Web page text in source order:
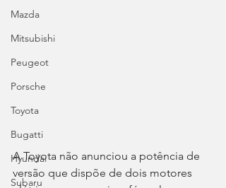
Mazda
Mitsubishi
Peugeot
Porsche
Toyota
Bugatti
Hyundai
Subaru
A Toyota não anunciou a potência de
versão que dispõe de dois motores